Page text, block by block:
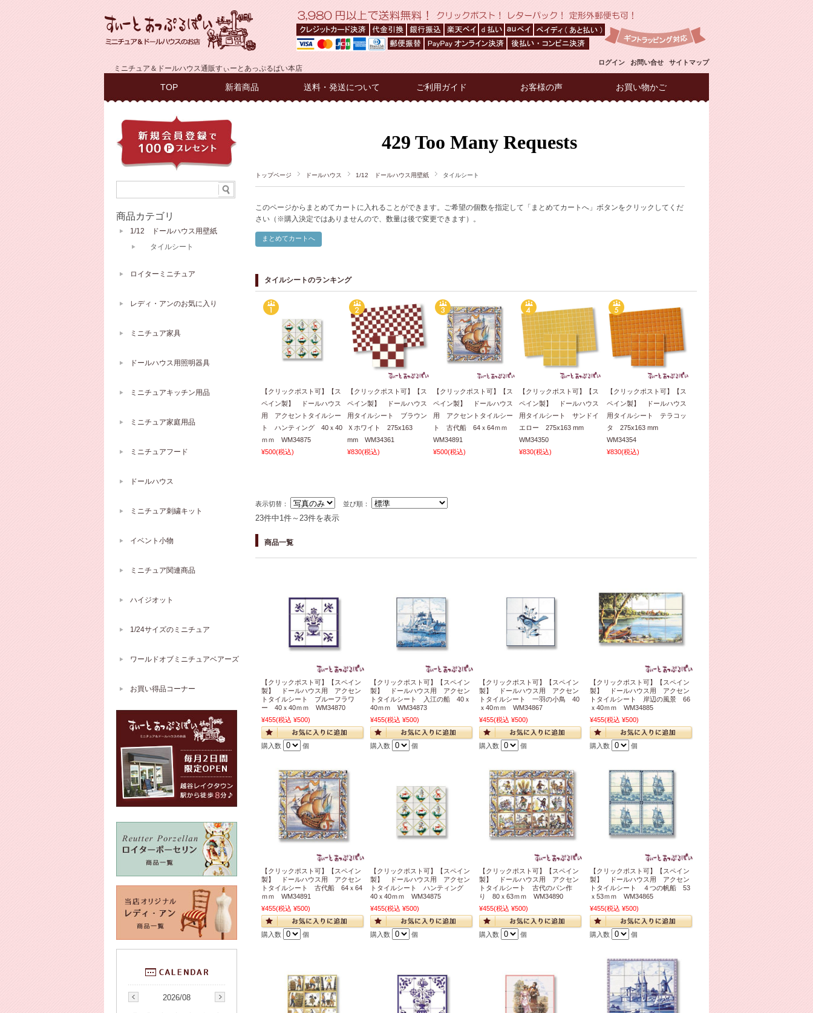
ミニチュア＆ドールハウス通販すぃーとあっぷるぱい本店
ログイン お問い合せ サイトマップ
TOP 新着商品 送料・発送について ご利用ガイド お客様の声 お買い物かご
トップページ ドールハウス 1/12 ドールハウス用壁紙 タイルシート
このページからまとめてカートに入れることができます。ご希望の個数を指定して「まとめてカートへ」ボタンをクリックしてくだ
さい（※購入決定ではありませんので、数量は後で変更できます）。
タイルシートのランキング
【クリックポスト可】【ス
ペイン製】 ドールハウス
用 アクセントタイルシー
ト ハンティング 40ｘ40
ｍｍ WM34875
¥500(税込)
【クリックポスト可】【ス
ペイン製】 ドールハウス
用タイルシート ブラウン
Ｘホワイト 275x163
mm WM34361
¥830(税込)
【クリックポスト可】【ス
ペイン製】 ドールハウス
用 アクセントタイルシー
ト 古代船 64ｘ64ｍｍ
WM34891
¥500(税込)
【クリックポスト可】【ス
ペイン製】 ドールハウス
用タイルシート サンドイ
エロー 275x163 mm
WM34350
¥830(税込)
【クリックポスト可】【ス
ペイン製】 ドールハウス
用タイルシート テラコッ
タ 275x163 mm
WM34354
¥830(税込)
表示切替： 並び順：
23件中1件～23件を表示
商品一覧
【クリックポスト可】【スペイン
製】 ドールハウス用 アクセン
トタイルシート ブルーフラワ
ー 40ｘ40ｍｍ WM34870
¥455(税込 ¥500)
購入数 個
【クリックポスト可】【スペイン
製】 ドールハウス用 アクセン
トタイルシート 入江の船 40ｘ
40ｍｍ WM34873
¥455(税込 ¥500)
購入数 個
【クリックポスト可】【スペイン
製】 ドールハウス用 アクセン
トタイルシート 一羽の小鳥 40
ｘ40ｍｍ WM34867
¥455(税込 ¥500)
購入数 個
【クリックポスト可】【スペイン
製】 ドールハウス用 アクセン
トタイルシート 岸辺の風景 66
ｘ40ｍｍ WM34885
¥455(税込 ¥500)
購入数 個
【クリックポスト可】【スペイン
製】 ドールハウス用 アクセン
トタイルシート 古代船 64ｘ64
ｍｍ WM34891
¥455(税込 ¥500)
購入数 個
【クリックポスト可】【スペイン
製】 ドールハウス用 アクセン
トタイルシート ハンティング
40ｘ40ｍｍ WM34875
¥455(税込 ¥500)
購入数 個
【クリックポスト可】【スペイン
製】 ドールハウス用 アクセン
トタイルシート 古代のパン作
り 80ｘ63ｍｍ WM34890
¥455(税込 ¥500)
購入数 個
【クリックポスト可】【スペイン
製】 ドールハウス用 アクセン
トタイルシート ４つの帆船 53
ｘ53ｍｍ WM34865
¥455(税込 ¥500)
購入数 個
商品カテゴリ
1/12 ドールハウス用壁紙
タイルシート
ロイターミニチュア
レディ・アンのお気に入り
ミニチュア家具
ドールハウス用照明器具
ミニチュアキッチン用品
ミニチュア家庭用品
ミニチュアフード
ドールハウス
ミニチュア刺繍キット
イベント小物
ミニチュア関連商品
ハイジオット
1/24サイズのミニチュア
ワールドオブミニチュアベアーズ
お買い得品コーナー
2026/08